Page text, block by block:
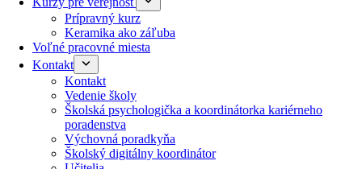
Prípravný kurz
Keramika ako záľuba
Voľné pracovné miesta
Kontakt
Kontakt
Vedenie školy
Školská psychologička a koordinátorka kariérneho
poradenstva
Výchovná poradkyňa
Školský digitálny koordinátor